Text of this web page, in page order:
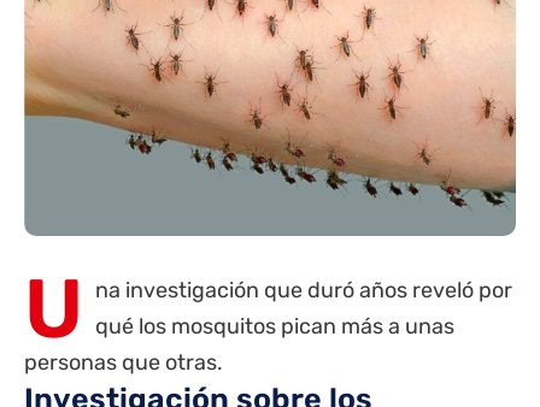
U na investigación que duró años reveló por
qué los mosquitos pican más a unas
personas que otras.
Investigación sobre los